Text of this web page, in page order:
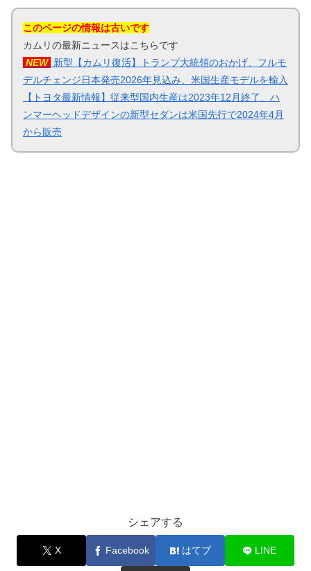
このページの情報は古いです
カムリの最新ニュースはこちらです
NEW 新型【カムリ復活】トランプ大統領のおかげ、フルモ
デルチェンジ日本発売2026年見込み、米国生産モデルを輸入
【トヨタ最新情報】従来型国内生産は2023年12月終了、ハ
ンマーヘッドデザインの新型セダンは米国先行で2024年4月
から販売
シェアする
X Facebook はてブ LINE